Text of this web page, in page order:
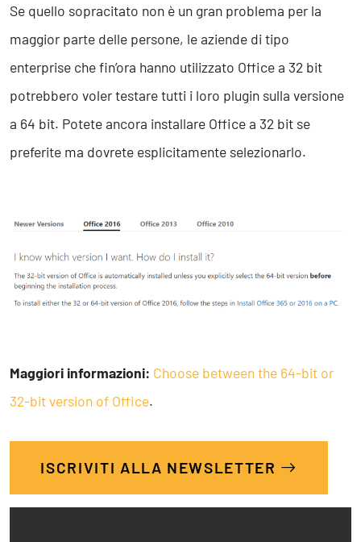
Se quello sopracitato non è un gran problema per la
maggior parte delle persone, le aziende di tipo
enterprise che fin’ora hanno utilizzato Office a 32 bit
potrebbero voler testare tutti i loro plugin sulla versione
a 64 bit. Potete ancora installare Office a 32 bit se
preferite ma dovrete esplicitamente selezionarlo.
Maggiori informazioni: Choose between the 64-bit or
32-bit version of Office.
ISCRIVITI ALLA NEWSLETTER